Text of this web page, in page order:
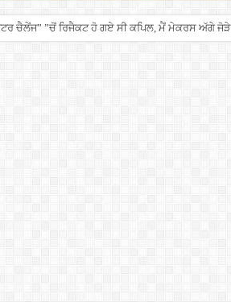
ਚੈਲੇਂਜ” ”ਚੋਂ ਰਿਜੈਕਟ ਹੋ ਗਏ ਸੀ ਕਪਿਲ, ਮੈਂ ਮੇਕਰਸ ਅੱਗੇ ਜੋੜੇ